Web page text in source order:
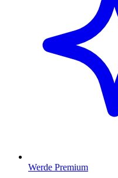
Werde Premium